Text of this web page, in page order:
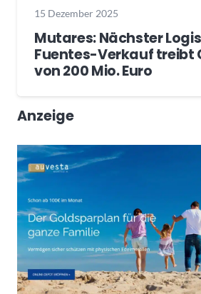
15 Dezember 2025
Mutares: Nächster
Fuentes-Verkauf treibt
von 200 Mio. Euro
Anzeige